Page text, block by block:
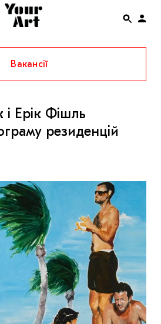
ENG
НОВИНИ
АФІША
ІНТЕРВ’Ю
КОЛОНКИ
AT VENICE BIENNALE
2022
МАРГІНАЛІЇ
ПЛАТФОРМА
ЗАПАЛЕННЯ
Вакансії
і Ерік Фішль
резиденцій